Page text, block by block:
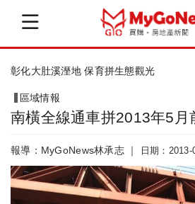
竹縣幼托整合率100% 縣府再規畫5年...
區域情報
南橫全線通車拼2013年5月
報導：MyGoNews林承志 ｜ 日期：2013-